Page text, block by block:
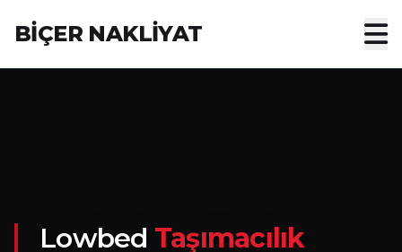
BİÇER NAKLİYAT
Nakliye Yük İlanları
Lowbed Taşımacılık